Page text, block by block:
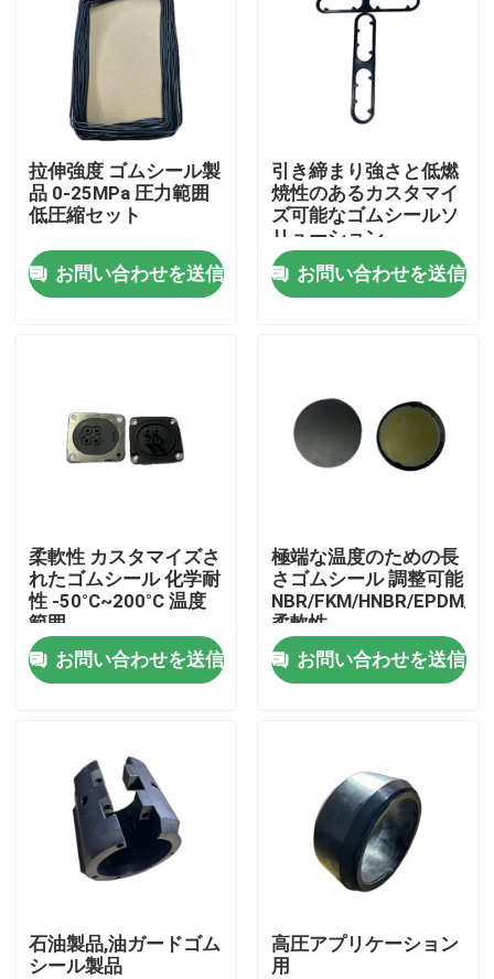
製品
会社案内
品質管理
お問い合わせ
見積依頼
ゴム製 オイル シール
浮遊オイル シール
拉伸強度 ゴムシール製
品 0-25MPa 圧力範囲
低圧縮セット
お問い合わせを送信
引き締まり強さと低燃
焼性のあるカスタマイ
ズ可能なゴムシールソ
リューション
お問い合わせを送信
柔軟性 カスタマイズさ
れたゴムシール 化学耐
性 -50°C~200°C 温度
範囲
お問い合わせを送信
極端な温度のための長
さゴムシール 調整可能
NBR/FKM/HNBR/EPDM/
柔軟性
お問い合わせを送信
石油製品,油ガードゴム
シール製品
高圧アプリケーション
用